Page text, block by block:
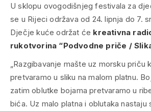
U sklopu ovogodišnjeg festivala za
se u Rijeci održava od 24. lipnja do 7.
Dječje kuće održat će kreativna
rukotvorina “Podvodne priče /
„Razgibavanje mašte uz morsku priču
pretvaramo u sliku na malom platnu.
zatim oblutke bojama pretvaramo u
bića. Uz malo platna i oblutaka nastaju